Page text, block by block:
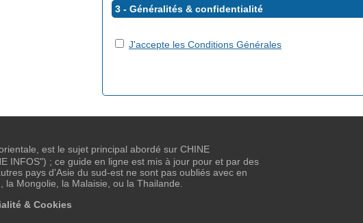
3 - Généralités & confidentialité
J'accepte les Conditions Générales
est le sujet principal abordé sur CHINE
INFOS") ; ce guide en ligne est mis à jour pour et par des
pays d'Asie du sud-est ne sont pas oubliés avec en
Mongolie, la Malaisie, ou la Thailande.
& Cookies